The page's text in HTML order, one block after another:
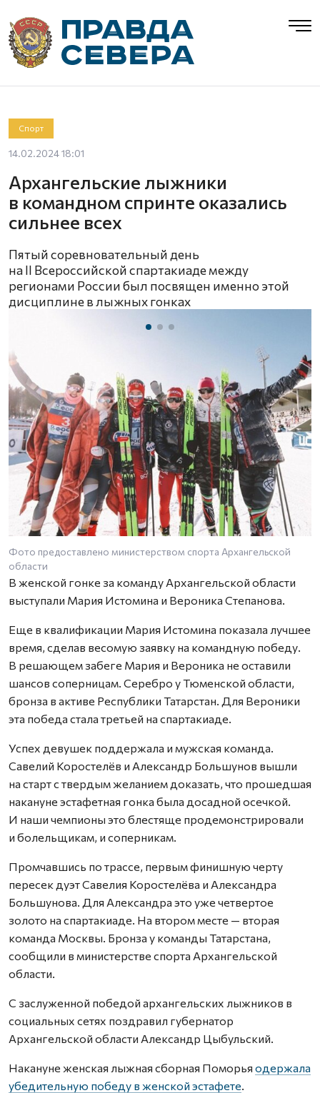
Спорт
14.02.2024 18:01
Архангельские лыжники
в командном спринте оказались
сильнее всех
Пятый соревновательный день
на II Всероссийской спартакиаде между
регионами России был посвящен именно этой
дисциплине в лыжных гонках
Фото предоставлено министерством спорта Архангельской
области
В женской гонке за команду Архангельской области
выступали Мария Истомина и Вероника Степанова.
Еще в квалификации Мария Истомина показала лучшее
время, сделав весомую заявку на командную победу.
В решающем забеге Мария и Вероника не оставили
шансов соперницам. Серебро у Тюменской области,
бронза в активе Республики Татарстан. Для Вероники
эта победа стала третьей на спартакиаде.
Успех девушек поддержала и мужская команда.
Савелий Коростелёв и Александр Большунов вышли
на старт с твердым желанием доказать, что прошедшая
накануне эстафетная гонка была досадной осечкой.
И наши чемпионы это блестяще продемонстрировали
и болельщикам, и соперникам.
Промчавшись по трассе, первым финишную черту
пересек дуэт Савелия Коростелёва и Александра
Большунова. Для Александра это уже четвертое
золото на спартакиаде. На втором месте — вторая
команда Москвы. Бронза у команды Татарстана,
сообщили в министерстве спорта Архангельской
области.
С заслуженной победой архангельских лыжников в
социальных сетях поздравил губернатор
Архангельской области Александр Цыбульский.
Накануне женская лыжная сборная Поморья одержала
убедительную победу в женской эстафете.